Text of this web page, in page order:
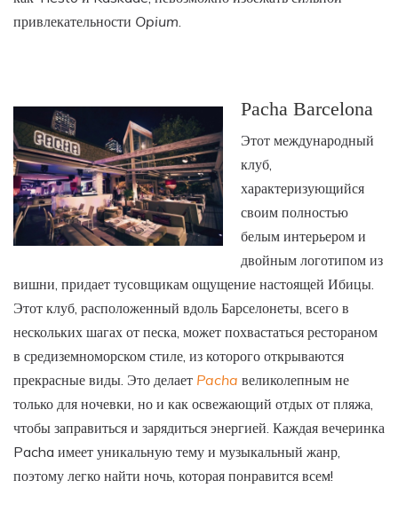
привлекательности Opium
Pacha Barcelona
Этот международный
клуб,
характеризующийся
своим полностью
белым интерьером и
двойным логотипом из
вишни, придает тусовщикам ощущение настоящей Ибицы.
Этот клуб, расположенный вдоль Барселонеты, всего в
нескольких шагах от песка, может похвастаться рестораном
в средиземноморском стиле, из которого открываются
прекрасные виды. Это делает Pacha великолепным не
только для ночевки, но и как освежающий отдых от пляжа,
чтобы заправиться и зарядиться энергией. Каждая вечеринка
Pacha имеет уникальную тему и музыкальный жанр,
поэтому легко найти ночь, которая понравится всем!